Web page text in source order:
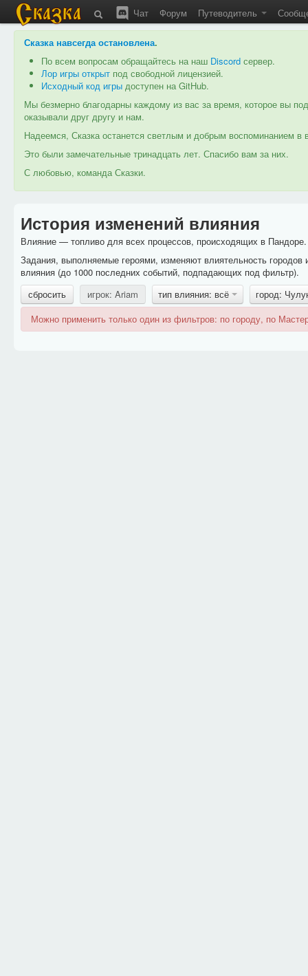
Чат Форум Путеводитель
Сказка навсегда остановлена.
По всем вопросам обращайтесь на наш Discord сервер.
Лор игры открыт под свободной лицензией.
Исходный код игры доступен на GitHub.
Мы безмерно благодарны каждому из вас за время, которое вы
оказывали друг другу и нам.
Надеемся, Сказка останется светлым и добрым воспоминанием
Это были замечательные тринадцать лет. Спасибо вам за них.
С любовью, команда Сказки.
История изменений влияния
Влияние — топливо для всех процессов, происходящих в
Задания, выполняемые героями, изменяют влиятельность
влияния (до 1000 последних событий, подпадающих под фильтр).
сбросить
игрок: Ariam тип влияния: всё
город:
Можно применить только один из фильтров: по городу, по